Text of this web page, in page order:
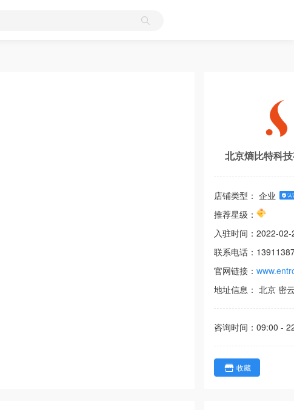
北京熵比特科
店铺类型： 企业
推荐星级：
入驻时间： 2022-02-
联系电话：
官网链接：
地址信息： 北京 密
咨询时间： 09:00 -
收藏